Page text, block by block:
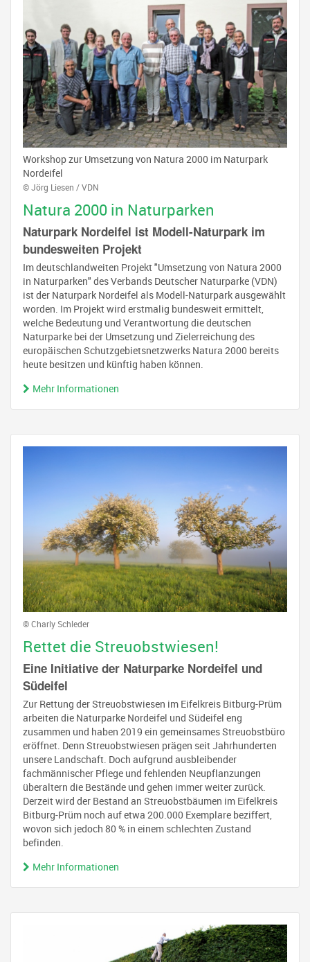
Workshop zur Umsetzung von Natura 2000 im Naturpark
Nordeifel
© Jörg Liesen / VDN
Natura 2000 in Naturparken
Naturpark Nordeifel ist Modell-Naturpark im
bundesweiten Projekt
Im deutschlandweiten Projekt "Umsetzung von Natura 2000
in Naturparken" des Verbands Deutscher Naturparke (VDN)
ist der Naturpark Nordeifel als Modell-Naturpark ausgewählt
worden. Im Projekt wird erstmalig bundesweit ermittelt,
welche Bedeutung und Verantwortung die deutschen
Naturparke bei der Umsetzung und Zielerreichung des
europäischen Schutzgebietsnetzwerks Natura 2000 bereits
heute besitzen und künftig haben können.
Mehr Informationen
© Charly Schleder
Rettet die Streuobstwiesen!
Eine Initiative der Naturparke Nordeifel und
Südeifel
Zur Rettung der Streuobstwiesen im Eifelkreis Bitburg-Prüm
arbeiten die Naturparke Nordeifel und Südeifel eng
zusammen und haben 2019 ein gemeinsames Streuobstbüro
eröffnet. Denn Streuobstwiesen prägen seit Jahrhunderten
unsere Landschaft. Doch aufgrund ausbleibender
fachmännischer Pflege und fehlenden Neupflanzungen
überaltern die Bestände und gehen immer weiter zurück.
Derzeit wird der Bestand an Streuobstbäumen im Eifelkreis
Bitburg-Prüm noch auf etwa 200.000 Exemplare beziffert,
wovon sich jedoch 80 % in einem schlechten Zustand
befinden.
Mehr Informationen